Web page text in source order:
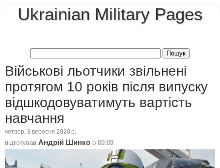
Ukrainian Military Pages
Військові льотчики звільнені
протягом 10 років після випуску
відшкодовуватимуть вартість
навчання
четвер, 3 вересня 2020 р.
підготував Андрій Шинко о 09:09